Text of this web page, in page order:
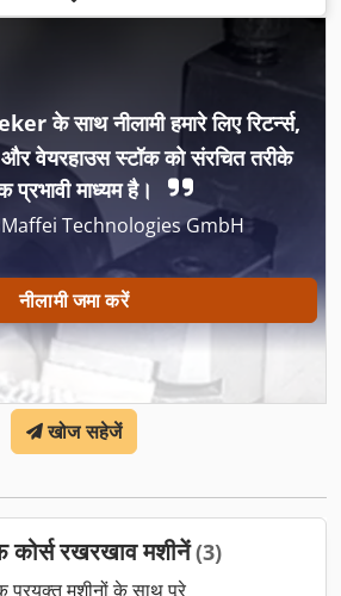
5, निर्माण वर्ष:2024, संचालन के घंटे:221
प्रणाली, एयर कंडीशनिंग, क्रूज़ नियंत्रण, गाड़ी का
प्रणाली, सभी पहियों की ड्राइव,
के साथ नीलामी हमारे लिए रिटर्न्स,
वेयरहाउस स्टॉक को संरचित तरीके
माध्यम है।
Technologies GmbH
नीलामी जमा करें
खोज सहेजें
कोर्स रखरखाव मशीनें(3)
मशीनों के साथ पूरे